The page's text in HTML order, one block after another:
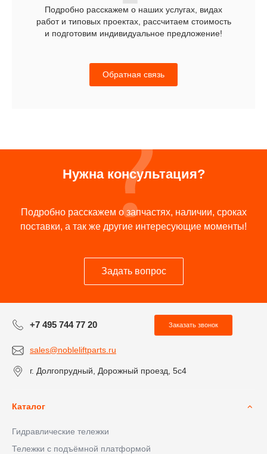
Подробно расскажем о наших услугах, видах
работ и типовых проектах, рассчитаем стоимость
и подготовим индивидуальное предложение!
Обратная связь
Нужна консультация?
Подробно расскажем о запчастях, наличии, сроках
поставки, а так же другие интересующие моменты!
Задать вопрос
+7 495 744 77 20 Заказать звонок
sales@nobleliftparts.ru
г. Долгопрудный, Дорожный проезд, 5с4
Каталог
Гидравлические тележки
Тележки с подъёмной платформой